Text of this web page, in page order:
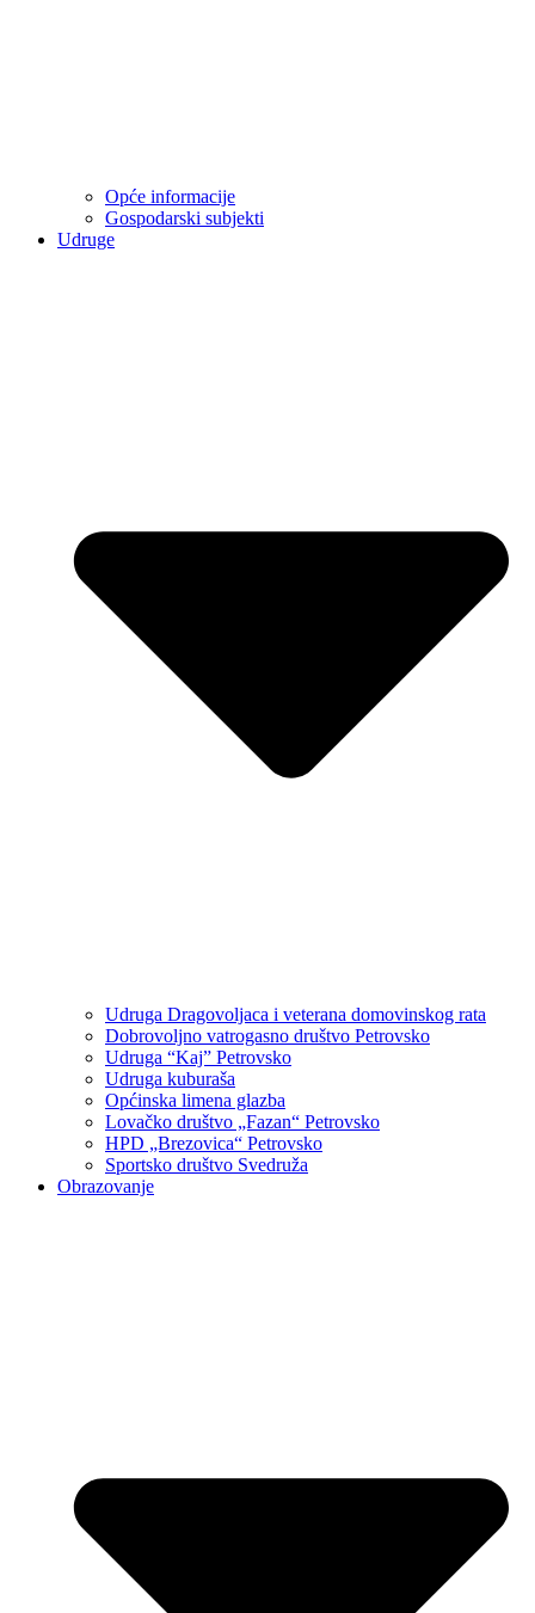
Opće informacije
Gospodarski subjekti
Udruge
Udruga Dragovoljaca i veterana domovinskog rata
Dobrovoljno vatrogasno društvo Petrovsko
Udruga “Kaj” Petrovsko
Udruga kuburaša
Općinska limena glazba
Lovačko društvo „Fazan“ Petrovsko
HPD „Brezovica“ Petrovsko
Sportsko društvo Svedruža
Obrazovanje